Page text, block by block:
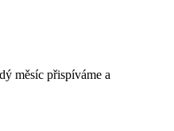
měsíc přispíváme a